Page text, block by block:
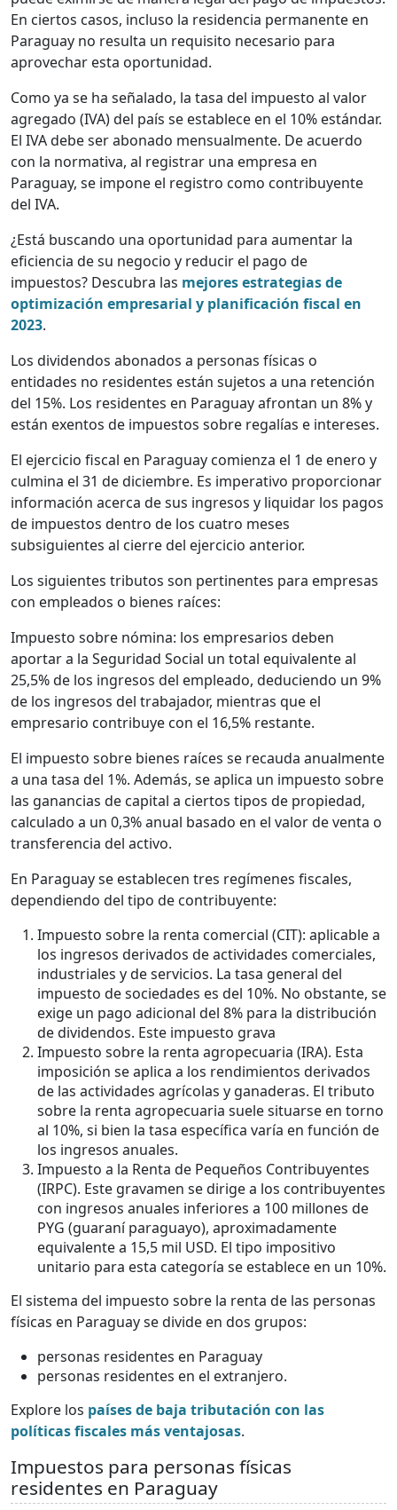
En ciertos casos, incluso la residencia permanente en
Paraguay no resulta un requisito necesario para
aprovechar esta oportunidad.
Como ya se ha señalado, la tasa del impuesto al valor
agregado (IVA) del país se establece en el 10% estándar.
El IVA debe ser abonado mensualmente. De acuerdo
con la normativa, al registrar una empresa en
Paraguay, se impone el registro como contribuyente
del IVA.
¿Está buscando una oportunidad para aumentar la
eficiencia de su negocio y reducir el pago de
impuestos? Descubra las mejores estrategias de
optimización empresarial y planificación fiscal en
2023.
Los dividendos abonados a personas físicas o
entidades no residentes están sujetos a una retención
del 15%. Los residentes en Paraguay afrontan un 8% y
están exentos de impuestos sobre regalías e intereses.
El ejercicio fiscal en Paraguay comienza el 1 de enero y
culmina el 31 de diciembre. Es imperativo proporcionar
información acerca de sus ingresos y liquidar los pagos
de impuestos dentro de los cuatro meses
subsiguientes al cierre del ejercicio anterior.
Los siguientes tributos son pertinentes para empresas
con empleados o bienes raíces:
Impuesto sobre nómina: los empresarios deben
aportar a la Seguridad Social un total equivalente al
25,5% de los ingresos del empleado, deduciendo un 9%
de los ingresos del trabajador, mientras que el
empresario contribuye con el 16,5% restante.
El impuesto sobre bienes raíces se recauda anualmente
a una tasa del 1%. Además, se aplica un impuesto sobre
las ganancias de capital a ciertos tipos de propiedad,
calculado a un 0,3% anual basado en el valor de venta o
transferencia del activo.
En Paraguay se establecen tres regímenes fiscales,
dependiendo del tipo de contribuyente:
Impuesto sobre la renta comercial (CIT): aplicable a
los ingresos derivados de actividades comerciales,
industriales y de servicios. La tasa general del
impuesto de sociedades es del 10%. No obstante, se
exige un pago adicional del 8% para la distribución
de dividendos. Este impuesto grava
Impuesto sobre la renta agropecuaria (IRA). Esta
imposición se aplica a los rendimientos derivados
de las actividades agrícolas y ganaderas. El tributo
sobre la renta agropecuaria suele situarse en torno
al 10%, si bien la tasa específica varía en función de
los ingresos anuales.
Impuesto a la Renta de Pequeños Contribuyentes
(IRPC). Este gravamen se dirige a los contribuyentes
con ingresos anuales inferiores a 100 millones de
PYG (guaraní paraguayo), aproximadamente
equivalente a 15,5 mil USD. El tipo impositivo
unitario para esta categoría se establece en un 10%.
El sistema del impuesto sobre la renta de las personas
físicas en Paraguay se divide en dos grupos:
personas residentes en Paraguay
personas residentes en el extranjero.
Explore los países de baja tributación con las
políticas fiscales más ventajosas.
Impuestos para personas físicas
residentes en Paraguay